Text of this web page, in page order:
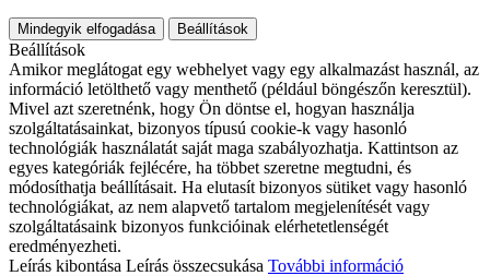
Mindegyik elfogadása Beállítások
Beállítások
Amikor meglátogat egy webhelyet vagy egy alkalmazást használ, az
információ letölthető vagy menthető (például böngészőn keresztül).
Mivel azt szeretnénk, hogy Ön döntse el, hogyan használja
szolgáltatásainkat, bizonyos típusú cookie-k vagy hasonló
technológiák használatát saját maga szabályozhatja. Kattintson az
egyes kategóriák fejlécére, ha többet szeretne megtudni, és
módosíthatja beállításait. Ha elutasít bizonyos sütiket vagy hasonló
technológiákat, az nem alapvető tartalom megjelenítését vagy
szolgáltatásaink bizonyos funkcióinak elérhetetlenségét
eredményezheti.
Leírás kibontása Leírás összecsukása További információ